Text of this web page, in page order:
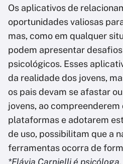
Os aplicativos de
oportunidades valiosas
mas, como em qualquer
podem apresentar
psicológicos. Esses
da realidade dos jovens,
os pais devam se afastar
jovens, ao
plataformas e adotarem
de uso, possibilitam que a
ferramentas ocorra de
*Flávia Carnielli é